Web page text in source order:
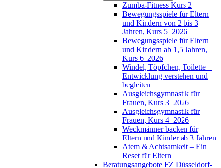
Zumba-Fitness Kurs 2
Bewegungsspiele für Eltern
und Kindern von 2 bis 3
Jahren, Kurs 5_2026
Bewegungsspiele für Eltern
und Kindern ab 1,5 Jahren,
Kurs 6_2026
Windel, Töpfchen, Toilette –
Entwicklung verstehen und
begleiten
Ausgleichsgymnastik für
Frauen, Kurs 3_2026
Ausgleichsgymnastik für
Frauen, Kurs 4_2026
Weckmänner backen für
Eltern und Kinder ab 3 Jahren
Atem & Achtsamkeit – Ein
Reset für Eltern
Beratungsangebote FZ Düsseldorf-